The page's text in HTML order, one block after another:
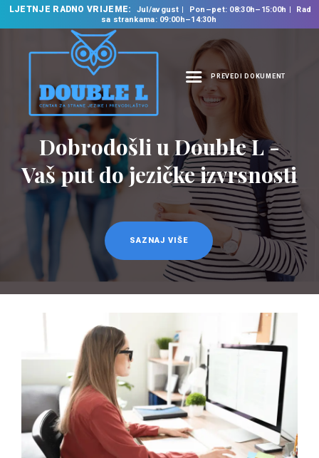
LJETNJE RADNO VRIJEME: Jul/avgust Pon–pet: 08:30h–15:00h
Rad
sa strankama: 09:00h–14:30h
PREVEDI DOKUMENT
NASLOVNA
O NAMA
NAŠE USLUGE
ŠKOLA STRANIH
JEZIKA
PREVODILAČKI BIRO
KURSEVI
NOVOSTI
KONTAKT
Dobrodošli u Double L -
Vaš put do jezičke izvrsnosti
SAZNAJ VIŠE